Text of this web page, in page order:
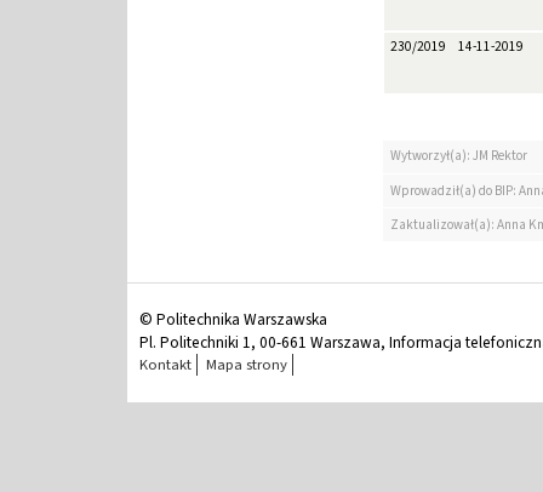
230/2019 14-11-2019
Wytworzył(a): JM Rektor
Wprowadził(a) do BIP:
Zaktualizował(a): Anna
© Politechnika Warszawska
Pl. Politechniki 1, 00-661 Warszawa, Informacja
Kontakt Mapa strony